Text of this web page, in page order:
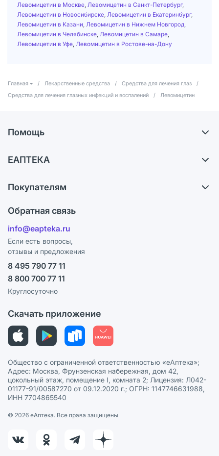
Левомицетин в Москве Левомицетин в Санкт-Петербург,
Левомицетин в Новосибирске Левомицетин в Екатеринбург,
Левомицетин в Казани Левомицетин в Нижнем Новгород
Левомицетин в Челябинске Левомицетин в Самаре
Левомицетин в Уфе Левомицетин в Ростове-на-Дону
Главная / Лекарственные средства / Средства для лечения глаз
/
Средства для лечения глазных инфекций и воспалений
/ Левомицетин
Помощь
Обмен и возврат
Блог
ЕАПТЕКА
Карьера
Поставщики
Лицензия
Реклама на сайте
Ваши товары на ЕАПТЕКЕ
СМИ о нас
Покупателям
Программа СберСпасибо
Политика конфиденциальности
Пользовательское соглашение
Политика рекомендаций
Политика в отношении обработки персональных данных
Обратная связь
info@eapteka.ru
Если есть вопросы,
отзывы и предложения
8 495 790 77 11
8 800 700 77 11
Круглосуточно
Скачать приложение
Общество с ограниченной ответственностью «еАптека»;
Адрес: Москва, Фрунзенская набережная, дом 42,
цокольный этаж, помещение I, комната 2; Лицензия: Л042-
01177-91/00587270 от 09.12.2020 г.; ОГРН: 1147746631988,
ИНН 7704865540
© 2026 eАптека. Все права защищены